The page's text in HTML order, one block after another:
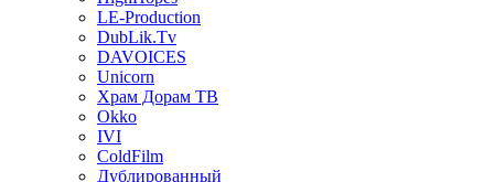
LE-Production
DubLik.Tv
DAVOICES
Unicorn
Храм Дорам ТВ
Okko
IVI
ColdFilm
Дублированный